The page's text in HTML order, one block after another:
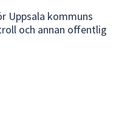
att
navigera
Uppsala kommuns
och annan offentlig